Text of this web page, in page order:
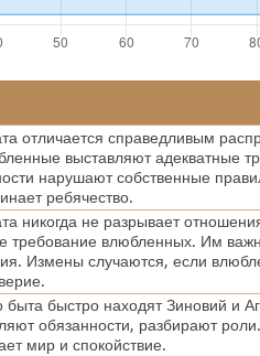
отличается справедливым
выставляют адекватные
нарушают собственные
ребячество.
никогда не разрывает
требование влюбленных. Им
Измены случаются, если
быта быстро находят Зиновий и
обязанности, разбирают
мир и спокойствие.